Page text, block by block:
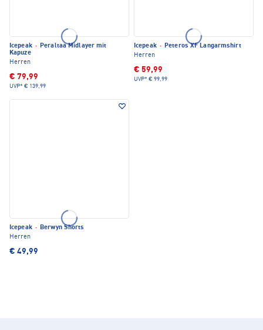
Icepeak · Peraltaa Midlayer mit
Kapuze
Herren
€ 79,99
UVP* € 139,99
Icepeak · Peteros XF Langarmshirt
Herren
€ 59,99
UVP* € 99,99
Icepeak · Berwyn Shorts
Herren
€ 49,99